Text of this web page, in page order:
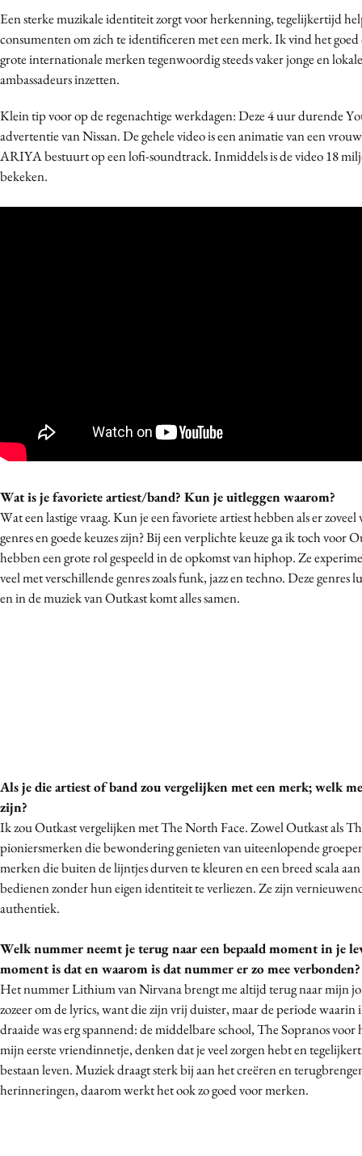
Een sterke muzikale identiteit zorgt voor herkenning, tegelijkertijd
consumenten om zich te identificeren met een merk. Ik vind het goed
grote internationale merken tegenwoordig steeds vaker jonge en
ambassadeurs inzetten.
Klein tip voor op de regenachtige werkdagen: Deze 4 uur durende
advertentie van Nissan. De gehele video is een animatie van een
ARIYA bestuurt op een lofi-soundtrack. Inmiddels is de video 18
bekeken.
Wat is je favoriete artiest/band? Kun je uitleggen waarom?
Wat een lastige vraag. Kun je een favoriete artiest hebben als er
genres en goede keuzes zijn? Bij een verplichte keuze ga ik toch voor
hebben een grote rol gespeeld in de opkomst van hiphop. Ze
veel met verschillende genres zoals funk, jazz en techno. Deze genres
en in de muziek van Outkast komt alles samen.
Als je die artiest of band zou vergelijken met een merk; welk
zijn?
Ik zou Outkast vergelijken met The North Face. Zowel Outkast als
pioniersmerken die bewondering genieten van uiteenlopende
merken die buiten de lijntjes durven te kleuren en een breed scala
bedienen zonder hun eigen identiteit te verliezen. Ze zijn
authentiek.
Welk nummer neemt je terug naar een bepaald moment in je
moment is dat en waarom is dat nummer er zo mee verbonden?
Het nummer Lithium van Nirvana brengt me altijd terug naar mijn
zozeer om de lyrics, want die zijn vrij duister, maar de periode
draaide was erg spannend: de middelbare school, The Sopranos voor
mijn eerste vriendinnetje, denken dat je veel zorgen hebt en
bestaan leven. Muziek draagt sterk bij aan het creëren en
herinneringen, daarom werkt het ook zo goed voor merken.